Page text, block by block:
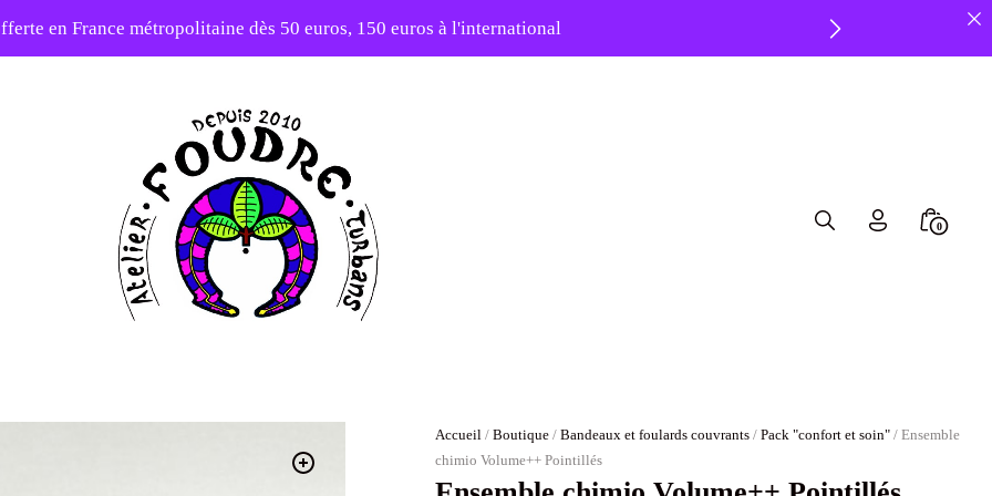
en France métropolitaine dès 50 euros, 150 euros à l'international
-20% sur tout le site avec le code PATIENCE
Search
0
Accueil /Boutique /Bandeaux et foulards couvrants /Pack "confort et soin" / Ensemble
chimio Volume++ Pointillés